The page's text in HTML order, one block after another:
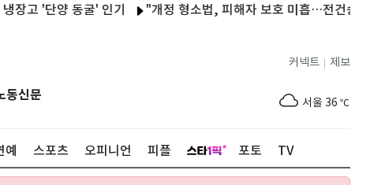
양 동굴' 인기 "개정 형소법, 피해자 보호 미흡…전건송치 확대·조
동신문
제보
커넥트
서울 36 ℃
예 스포츠 오피니언 피플 포토 TV